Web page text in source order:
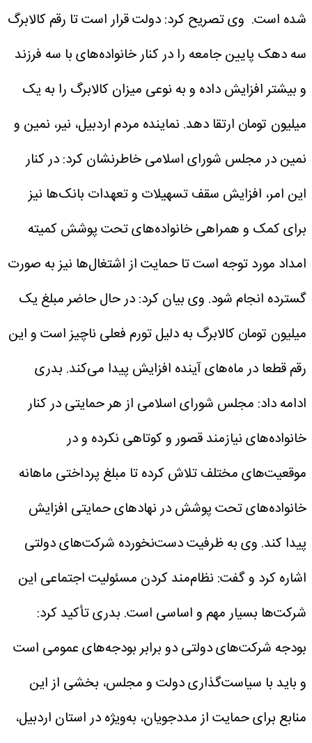
شده است. وی تصریح کرد: دولت قرار است تا رقم کالابرگ
سه دهک پایین جامعه را در کنار خانواده‌های با سه فرزند
و بیشتر افزایش داده و به نوعی میزان کالابرگ را به یک
میلیون تومان ارتقا دهد. نماینده مردم اردبیل، نیر، نمین و
نمین در مجلس شورای اسلامی خاطرنشان کرد: در کنار
این امر، افزایش سقف تسهیلات و تعهدات بانک‌ها نیز
برای کمک و همراهی خانواده‌های تحت پوشش کمیته
امداد مورد توجه است تا حمایت از اشتغال‌ها نیز به صورت
گسترده انجام شود. وی بیان کرد: در حال حاضر مبلغ یک
میلیون تومان کالابرگ به دلیل تورم فعلی ناچیز است و این
رقم قطعا در ماه‌های آینده افزایش پیدا می‌کند. بدری
ادامه داد: مجلس شورای اسلامی از هر حمایتی در کنار
خانواده‌های نیازمند قصور و کوتاهی نکرده و در
موقعیت‌های مختلف تلاش کرده تا مبلغ پرداختی ماهانه
خانواده‌های تحت پوشش در نهادهای حمایتی افزایش
پیدا کند. وی به ظرفیت دست‌نخورده شرکت‌های دولتی
اشاره کرد و گفت: نظام‌مند کردن مسئولیت اجتماعی این
شرکت‌ها بسیار مهم و اساسی است. بدری تأکید کرد:
بودجه شرکت‌های دولتی دو برابر بودجه‌های عمومی است
و باید با سیاست‌گذاری دولت و مجلس، بخشی از این
منابع برای حمایت از مددجویان، به‌ویژه در استان اردبیل،